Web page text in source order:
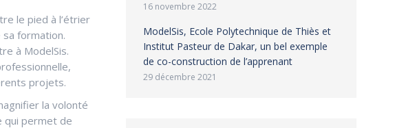
le pied à l’étrier
formation.
à ModelSis.
projets.
la volonté
qui permet de
16 novembre 2022
ModelSis, Ecole Polytechnique de Thiès et
Institut Pasteur de Dakar, un bel exemple
de co-construction de l’apprenant
29 décembre 2021